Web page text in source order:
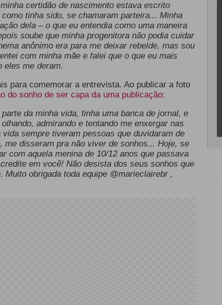
certidão de nascimento estava escrito
como tinha sido, se chamaram parteira... Minha
dela – o que eu entendia como uma maneira
soube que minha progenitora não podia cuidar
anônimo era para me deixar rebelde, mas sou
com minha mãe e falei que o que eu mais
eles me deram.
para comemorar a entrevista. Ao publicar a foto
do sonho de ser capa da uma publicação:
da minha vida, tinha uma banca de jornal, e
admirando e tentando me enxergar nas
sempre tiveram pessoas que duvidaram de
me disseram pra não viver de sonhos... Hoje, se
com aquela menina de 10/12 anos que passava
em você! Não desista dos seus sonhos que
obrigada toda equipe @marieclairebr ,